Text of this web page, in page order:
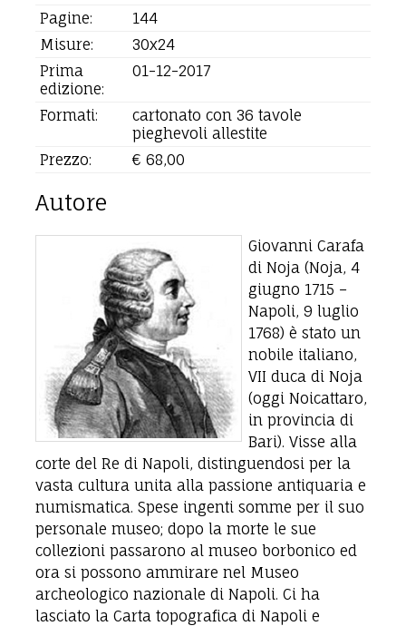
Pagine:
144
Misure:
30x24
Prima
edizione:
01-12-2017
Formati:
cartonato con 36 tavole
pieghevoli allestite
Prezzo:
€ 68,00
Autore
Giovanni Carafa
di Noja (Noja, 4
giugno 1715 –
Napoli, 9 luglio
1768) è stato un
nobile italiano,
VII duca di Noja
(oggi Noicattaro,
in provincia di
Bari). Visse alla
corte del Re di Napoli, distinguendosi per la
vasta cultura unita alla passione antiquaria e
numismatica. Spese ingenti somme per il suo
personale museo; dopo la morte le sue
collezioni passarono al museo borbonico ed
ora si possono ammirare nel Museo
archeologico nazionale di Napoli. Ci ha
lasciato la Carta topografica di Napoli e